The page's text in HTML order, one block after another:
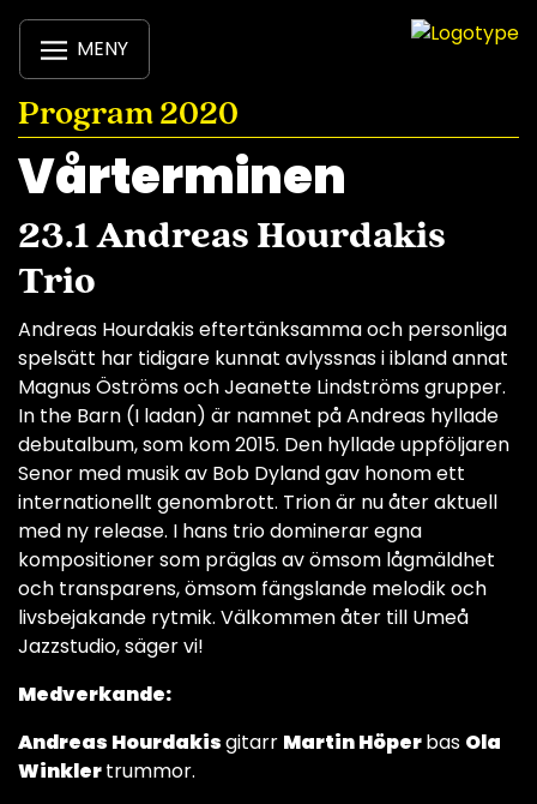
MENY
Program 2020
Vårterminen
23.1 Andreas Hourdakis
Trio
Andreas Hourdakis eftertänksamma och personliga
spelsätt har tidigare kunnat avlyssnas i ibland annat
Magnus Öströms och Jeanette Lindströms grupper.
In the Barn (I ladan) är namnet på Andreas hyllade
debutalbum, som kom 2015. Den hyllade uppföljaren
Senor med musik av Bob Dyland gav honom ett
internationellt genombrott. Trion är nu åter aktuell
med ny release. I hans trio dominerar egna
kompositioner som präglas av ömsom lågmäldhet
och transparens, ömsom fängslande melodik och
livsbejakande rytmik. Välkommen åter till Umeå
Jazzstudio, säger vi!
Medverkande:
Andreas Hourdakisgitarr Martin Höperbas Ola
Winklertrummor.